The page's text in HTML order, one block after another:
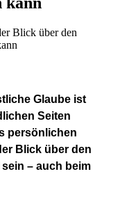
Blick über den
Glaube ist
Seiten
persönlichen
Blick über den
– auch beim